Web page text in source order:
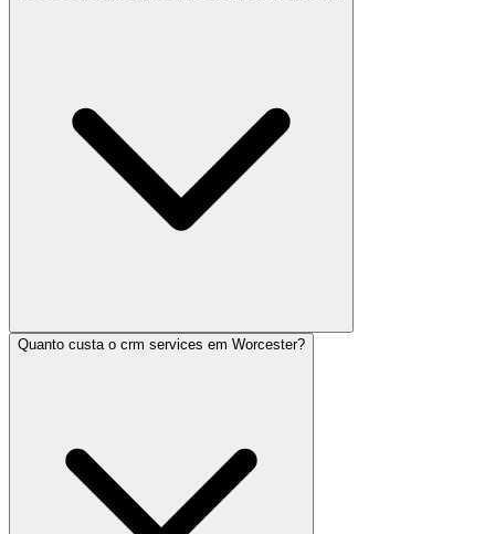
Quanto custa o crm services em Worcester?